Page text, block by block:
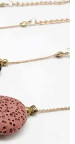
選
6色可選